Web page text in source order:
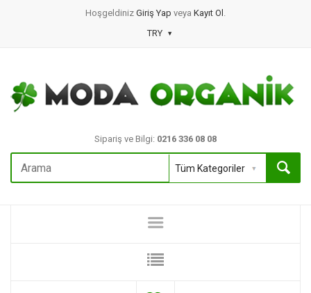
Hoşgeldiniz Giriş Yap veya Kayıt Ol .
TRY
Sipariş ve Bilgi: 0216 336 08 08